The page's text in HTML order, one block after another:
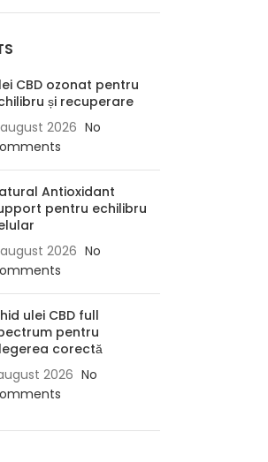
CBD ozonat pentru
și recuperare
2026 No
Antioxidant
pentru echilibru
2026 No
ulei CBD full
pentru
corectă
2026 No